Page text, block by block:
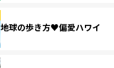
地球の歩き方♥偏愛ハワイ